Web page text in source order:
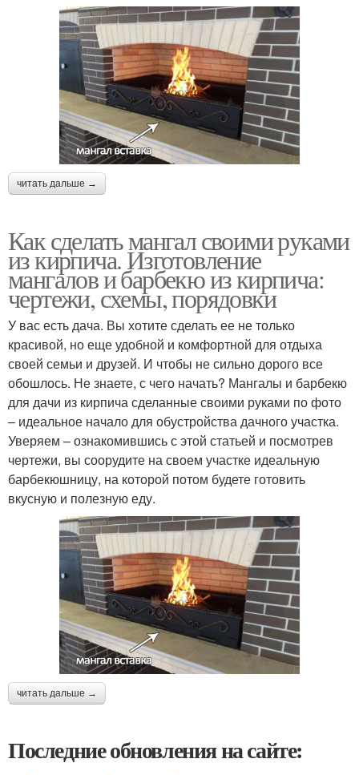
читать дальше →
Как сделать мангал своими руками
из кирпича. Изготовление
мангалов и барбекю из кирпича:
чертежи, схемы, порядовки
У вас есть дача. Вы хотите сделать ее не только
красивой, но еще удобной и комфортной для отдыха
своей семьи и друзей. И чтобы не сильно дорого все
обошлось. Не знаете, с чего начать? Мангалы и барбекю
для дачи из кирпича сделанные своими руками по фото
– идеальное начало для обустройства дачного участка.
Уверяем – ознакомившись с этой статьей и посмотрев
чертежи, вы соорудите на своем участке идеальную
барбекюшницу, на которой потом будете готовить
вкусную и полезную еду.
читать дальше →
Последние обновления на сайте: